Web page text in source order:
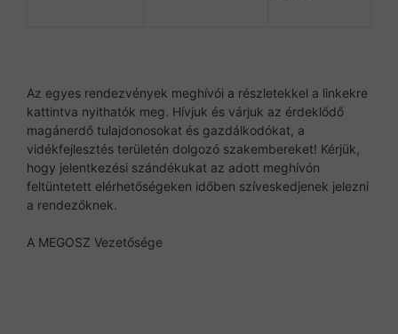
Az egyes rendezvények meghívói a részletekkel a linkekre
kattintva nyithatók meg. Hívjuk és várjuk az érdeklődő
magánerdő tulajdonosokat és gazdálkodókat, a
vidékfejlesztés területén dolgozó szakembereket! Kérjük,
hogy jelentkezési szándékukat az adott meghívón
feltüntetett elérhetőségeken időben szíveskedjenek jelezni
a rendezőknek.
A MEGOSZ Vezetősége